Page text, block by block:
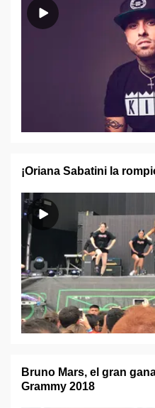
¡Oriana Sabatini la
Bruno Mars, el gran
Grammy 2018